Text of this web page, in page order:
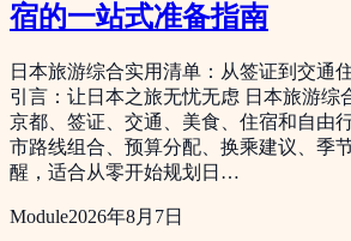
宿的一站式准备指南
日本旅游综合实用清单：从签证到交通
引言：让日本之旅无忧无虑 日本旅游综
京都、签证、交通、美食、住宿和自由
市路线组合、预算分配、换乘建议、季
醒，适合从零开始规划日…
Module2026年8月7日